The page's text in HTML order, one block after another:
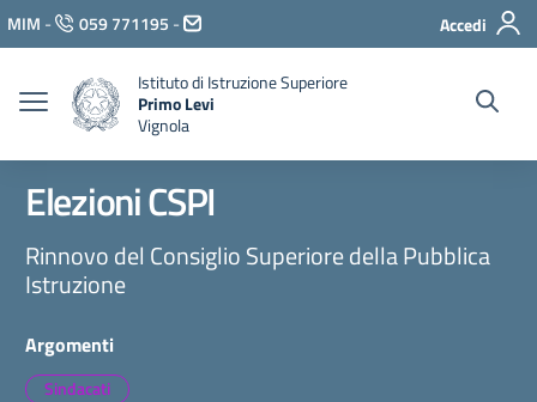
Vai ai contenuti
Vai al menu di navigazione
Vai al footer
MIM - 059 771195 - Accedi
Istituto di Istruzione Superiore
Primo Levi
Vignola
Elezioni CSPI
Rinnovo del Consiglio Superiore della Pubblica
Istruzione
Argomenti
Sindacati